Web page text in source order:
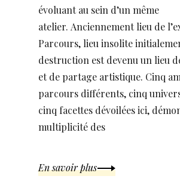
évoluant au sein d’un même
atelier. Anciennement lieu de
Parcours, lieu insolite
destruction est devenu un lieu
et de partage artistique. Cinq
parcours différents, cinq
cinq facettes dévoilées ici,
multiplicité des
En savoir plus